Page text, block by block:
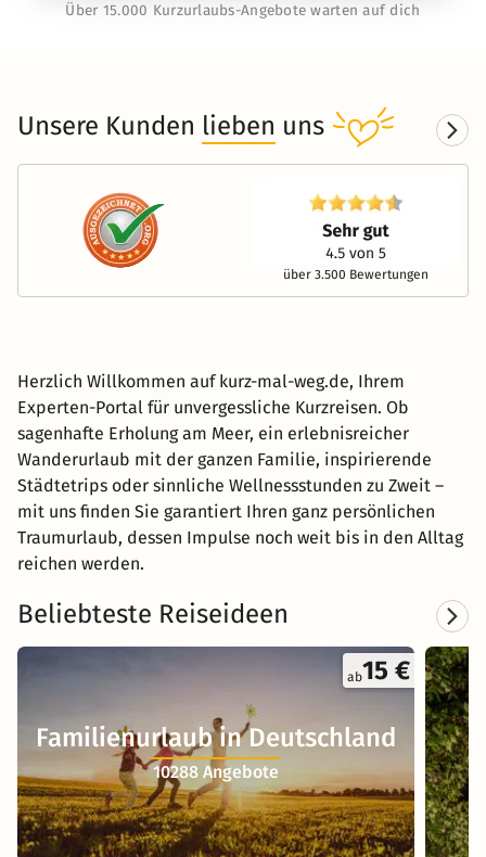
Über 15.000 Kurzurlaubs-Angebote warten auf dich
Unsere Kunden lieben uns
über 3.500 Bewertungen
Herzlich Willkommen auf kurz-mal-weg.de, Ihrem
Experten-Portal für unvergessliche Kurzreisen. Ob
sagenhafte Erholung am Meer, ein erlebnisreicher
Wanderurlaub mit der ganzen Familie, inspirierende
Städtetrips oder sinnliche Wellnessstunden zu Zweit –
mit uns finden Sie garantiert Ihren ganz persönlichen
Traumurlaub, dessen Impulse noch weit bis in den Alltag
reichen werden.
Beliebteste Reiseideen
ab15 €
Familienurlaub in Deutschland
10288 Angebote